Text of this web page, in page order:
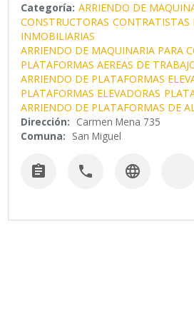
Categoría: ARRIENDO DE
CONSTRUCTORAS CONTRATISTAS
INMOBILIARIAS
ARRIENDO DE MAQUINARIA PARA
PLATAFORMAS AEREAS DE
ARRIENDO DE PLATAFORMAS
PLATAFORMAS ELEVADORAS
ARRIENDO DE PLATAFORMAS DE
Dirección: Carmen Mena 735
Comuna: San Miguel
  